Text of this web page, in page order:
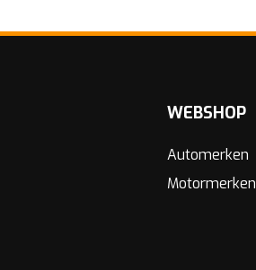
WEBSHOP
Automerken
Motormerken